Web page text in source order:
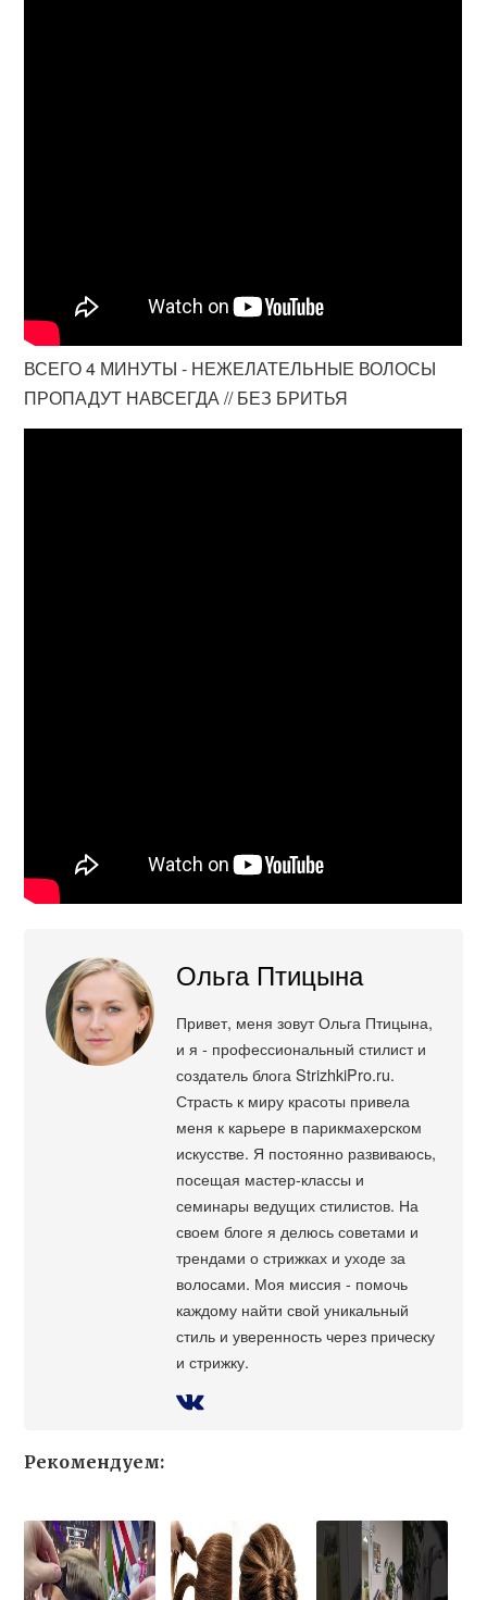
ВСЕГО 4 МИНУТЫ - НЕЖЕЛАТЕЛЬНЫЕ ВОЛОСЫ
ПРОПАДУТ НАВСЕГДА // БЕЗ БРИТЬЯ
Ольга Птицына
Привет, меня зовут Ольга Птицына,
и я - профессиональный стилист и
создатель блога StrizhkiPro.ru.
Страсть к миру красоты привела
меня к карьере в парикмахерском
искусстве. Я постоянно развиваюсь,
посещая мастер-классы и
семинары ведущих стилистов. На
своем блоге я делюсь советами и
трендами о стрижках и уходе за
волосами. Моя миссия - помочь
каждому найти свой уникальный
стиль и уверенность через прическу
и стрижку.
Рекомендуем: